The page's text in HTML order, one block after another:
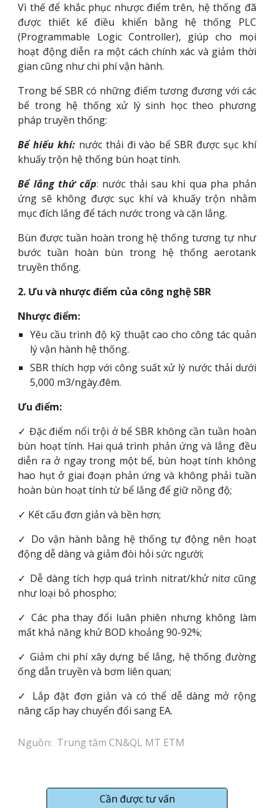
Vì thế để khắc phục nhược điểm trên, hệ thống đã
được thiết kế điều khiển bằng hệ thống PLC
(Programmable Logic Controller), giúp cho mọi
hoạt động diễn ra một cách chính xác và giảm thời
gian cũng như chi phí vận hành.
Trong bể SBR có những điểm tương đương với các
bể trong hệ thống xử lý sinh học theo phương
pháp truyền thống:
Bể hiếu khí: nước thải đi vào bể SBR được sục khí
khuấy trộn hệ thống bùn hoạt tính.
Bể lắng thứ cấp: nước thải sau khi qua pha phản
ứng sẽ không được sục khí và khuấy trộn nhằm
mục đích lắng để tách nước trong và cặn lắng.
Bùn được tuần hoàn trong hệ thống tương tự như
bước tuần hoàn bùn trong hệ thống aerotank
truyền thống.
2. Ưu và nhược điểm của công nghệ SBR
Nhược điểm:
Yêu cầu trình độ kỹ thuật cao cho công tác quản
lý vận hành hệ thống.
SBR thích hợp với công suất xử lý nước thải dưới
5,000 m3/ngày.đêm.
Ưu điểm:
✓ Đặc điểm nổi trội ở bể SBR không cần tuần hoàn
bùn hoạt tính. Hai quá trình phản ứng và lắng đều
diễn ra ở ngay trong một bể, bùn hoạt tính không
hao hụt ở giai đoạn phản ứng và không phải tuần
hoàn bùn hoạt tính từ bể lắng để giữ nồng độ;
✓ Kết cấu đơn giản và bền hơn;
✓ Do vận hành bằng hệ thống tự động nên hoạt
động dễ dàng và giảm đòi hỏi sức người;
✓ Dễ dàng tích hợp quá trình nitrat/khử nitơ cũng
như loại bỏ phospho;
✓ Các pha thay đổi luân phiên nhưng không làm
mất khả năng khử BOD khoảng 90-92%;
✓ Giảm chi phí xây dựng bể lắng, hệ thống đường
ống dẫn truyền và bơm liên quan;
✓ Lắp đặt đơn giản và có thể dễ dàng mở rộng
nâng cấp hay chuyển đổi sang EA.
Nguồn:  Trung tâm CN&QL MT ETM
Cần được tư vấn